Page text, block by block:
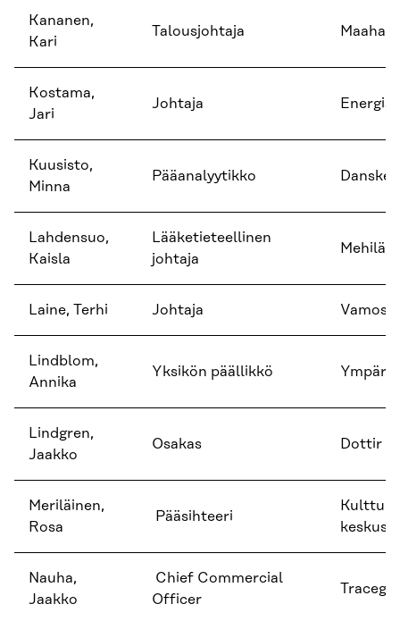
Kananen,
Kari
Talousjohtaja
Kostama,
Jari
Johtaja
Kuusisto,
Minna
Pääanalyytikko Danske
Lahdensuo,
Kaisla
Lääketieteellinen
johtaja
Laine, Terhi Johtaja Vamos
Lindblom,
Annika
Yksikön päällikkö
Lindgren,
Jaakko
Osakas Dottir
Meriläinen,
Rosa
Pääsihteeri
Nauha,
Jaakko
Chief Commercial
Officer